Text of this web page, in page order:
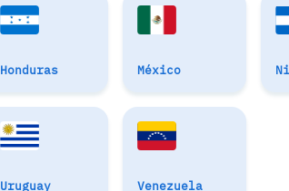
Honduras México
Uruguay Venezuela